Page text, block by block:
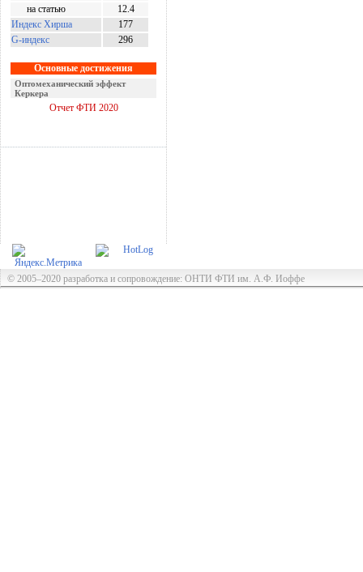
на статью
12.4
Индекс Хирша
177
G-индекс
296
Основные достижения
Оптомеханический эффект
Керкера
Отчет ФТИ 2020
© 2005–2020 разработка и сопровождение: ОНТИ ФТИ им. А.Ф. Иоффе